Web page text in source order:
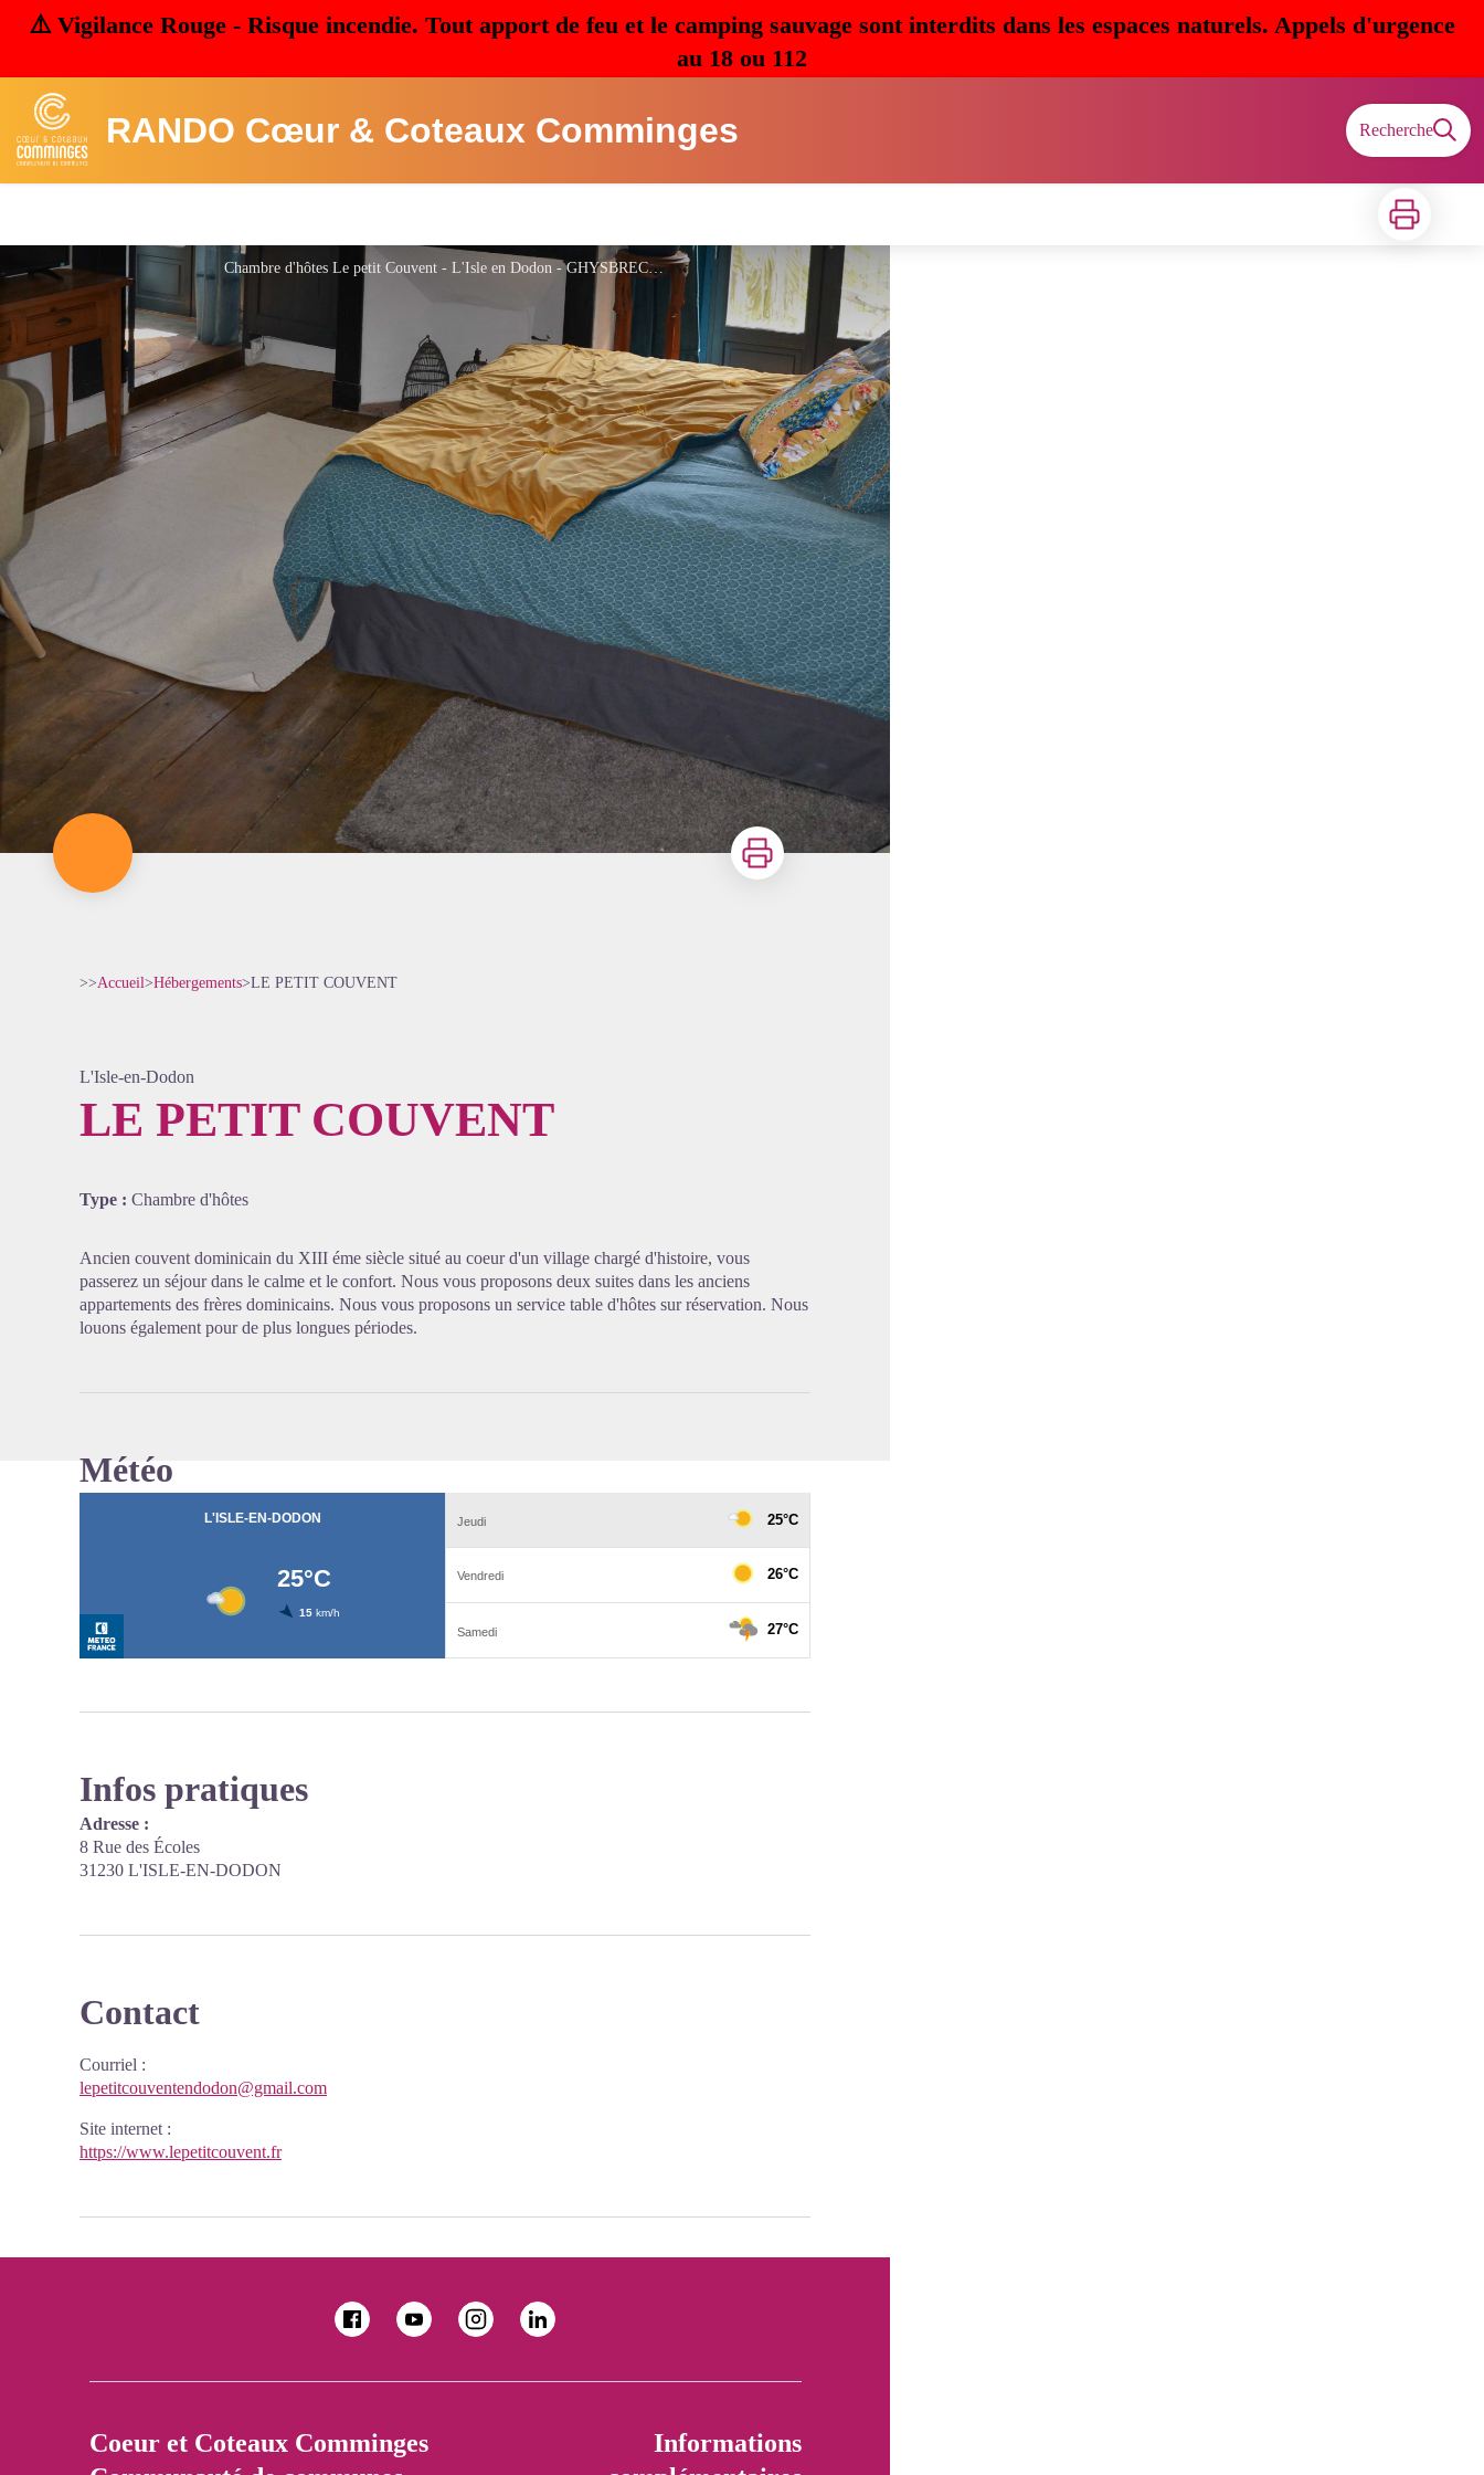
⚠️ Vigilance Rouge - Risque incendie. Tout apport de feu et le camping sauvage sont interdits dans les espaces naturels. Appels d'urgence
au 18 ou 112
RANDO Cœur & Coteaux Comminges Recherche
Imprimer
Chambre d'hôtes Le petit Couvent - L'Isle en Dodon - GHYSBRECHT
Imprimer
>>Accueil>Hébergements>LE PETIT COUVENT
L'Isle-en-Dodon
LE PETIT COUVENT
Type : Chambre d'hôtes
Ancien couvent dominicain du XIII éme siècle situé au coeur d'un village chargé d'histoire, vous
passerez un séjour dans le calme et le confort. Nous vous proposons deux suites dans les anciens
appartements des frères dominicains. Nous vous proposons un service table d'hôtes sur réservation. Nous
louons également pour de plus longues périodes.
Météo
Infos pratiques
Adresse :
8 Rue des Écoles
31230 L'ISLE-EN-DODON
Contact
Courriel :
lepetitcouventendodon@gmail.com
Site internet :
https://www.lepetitcouvent.fr
Coeur et Coteaux Comminges
Informations